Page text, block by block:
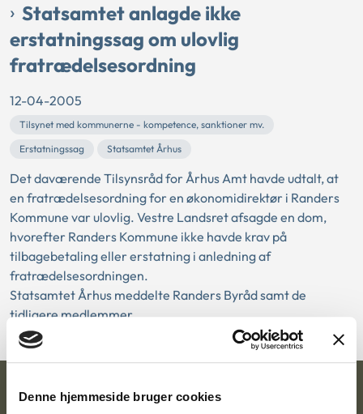
Denne hjemmeside bruger cookies
Statsamtet anlagde ikke
erstatningssag om ulovlig
fratrædelsesordning
12-04-2005
Tilsynet med kommunerne - kompetence, sanktioner mv.
Erstatningssag
Statsamtet Århus
Det daværende Tilsynsråd for Århus Amt havde udtalt, at
en fratrædelsesordning for en økonomidirektør i Randers
Kommune var ulovlig. Vestre Landsret afsagde en dom,
hvorefter Randers Kommune ikke havde krav på
tilbagebetaling eller erstatning i anledning af
fratrædelsesordningen.
Statsamtet Århus meddelte Randers Byråd samt de
tidligere medlemmer...
Ankestyrelsen